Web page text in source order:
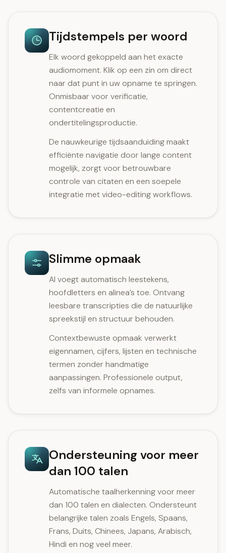
Tijdstempels per woord
Elk woord gekoppeld aan het exacte
audiomoment. Klik op een zin om direct
naar dat punt in uw opname te springen.
Onmisbaar voor verificatie,
contentcreatie en
ondertitelingsproductie.
De nauwkeurige tijdsaanduiding maakt
efficiënte navigatie door lange content
mogelijk, zorgt voor betrouwbare
controle van citaten en een soepele
integratie met video-editing workflows.
Slimme opmaak
AI voegt automatisch leestekens,
hoofdletters en alinea’s toe. Ontvang
leesbare transcripties die de natuurlijke
spreekstijl en structuur behouden.
Contextbewuste opmaak verwerkt
eigennamen, cijfers, lijsten en technische
termen zonder handmatige
aanpassingen. Professionele output,
zelfs van informele opnames.
Ondersteuning voor meer
dan 100 talen
Automatische taalherkenning voor meer
dan 100 talen en dialecten. Ondersteunt
belangrijke talen zoals Engels, Spaans,
Frans, Duits, Chinees, Japans, Arabisch,
Hindi en nog veel meer.